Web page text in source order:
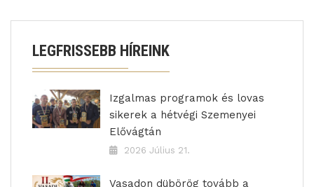
LEGFRISSEBB HÍREINK
Izgalmas programok és lovas
sikerek a hétvégi Szemenyei
Elővágtán
2026 Július 21.
Vasadon dübörög tovább a